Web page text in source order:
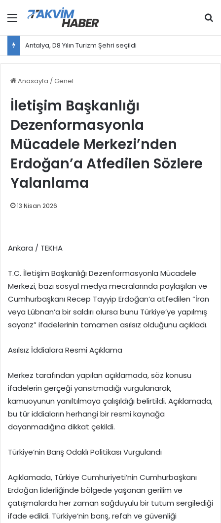
Menü
Antalya, D8 Yılın Turizm Şehri seçildi
Anasayfa / Genel
İletişim Başkanlığı
Dezenformasyonla
Mücadele Merkezi’nden
Erdoğan’a Atfedilen Sözlere
Yalanlama
13 Nisan 2026
Ankara / TEKHA
T.C. İletişim Başkanlığı Dezenformasyonla Mücadele
Merkezi, bazı sosyal medya mecralarında paylaşılan ve
Cumhurbaşkanı Recep Tayyip Erdoğan’a atfedilen “İran
veya Lübnan’a bir saldırı olursa bunu Türkiye’ye yapılmış
sayarız” ifadelerinin tamamen asılsız olduğunu açıkladı.
Asılsız İddialara Resmi Açıklama
Merkez tarafından yapılan açıklamada, söz konusu
ifadelerin gerçeği yansıtmadığı vurgulanarak,
kamuoyunun yanıltılmaya çalışıldığı belirtildi. Açıklamada,
bu tür iddiaların herhangi bir resmi kaynağa
dayanmadığına dikkat çekildi.
Türkiye’nin Barış Odaklı Politikası Vurgulandı
Açıklamada, Türkiye Cumhuriyeti’nin Cumhurbaşkanı
Erdoğan liderliğinde bölgede yaşanan gerilim ve
çatışmalarda her zaman sağduyulu bir tutum sergilediği
ifade edildi. Türkiye’nin barış, refah ve güvenliği